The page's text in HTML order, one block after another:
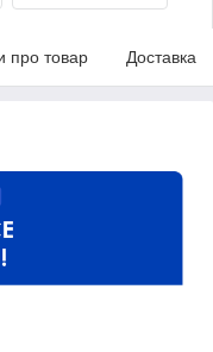
про товар Доставка